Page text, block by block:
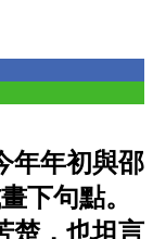
年年初與邵
下句點。
楚，也坦言